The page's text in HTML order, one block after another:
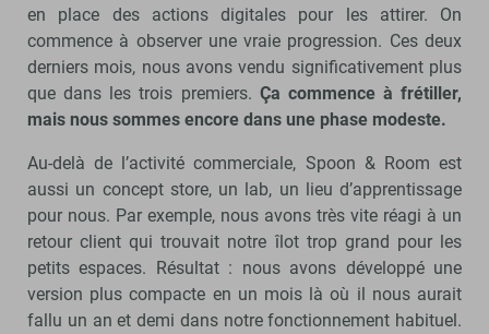
en place des actions digitales pour les attirer. On
commence à observer une vraie progression. Ces deux
derniers mois, nous avons vendu significativement plus
que dans les trois premiers. Ça commence à frétiller,
mais nous sommes encore dans une phase modeste.
Au-delà de l’activité commerciale, Spoon & Room est
aussi un concept store, un lab, un lieu d’apprentissage
pour nous. Par exemple, nous avons très vite réagi à un
retour client qui trouvait notre îlot trop grand pour les
petits espaces. Résultat : nous avons développé une
version plus compacte en un mois là où il nous aurait
fallu un an et demi dans notre fonctionnement habituel.